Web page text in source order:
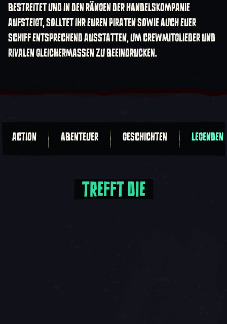
BESTREITET UND IN DEN RÄNGEN DER HANDELSKOMPANIE
AUFSTEIGT, SOLLTET IHR EUREN PIRATEN SOWIE AUCH EUER
SCHIFF ENTSPRECHEND AUSSTATTEN, UM CREWMITGLIEDER UND
RIVALEN GLEICHERMASSEN ZU BEEINDRUCKEN.
ACTION ABENTEUER GESCHICHTEN LEGENDEN
TREFFT DIE